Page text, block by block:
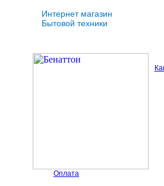
Интернет магазин
Бытовой техники
Оплата